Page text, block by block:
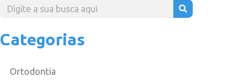
Categorias
Ortodontia